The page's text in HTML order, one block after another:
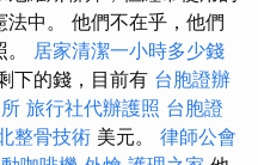
中。 他們不在乎，他們
居家清潔一小時多少錢
下的錢，目前有 台胞證辦
旅行社代辦護照 台胞證
整骨技術 美元。 律師公會